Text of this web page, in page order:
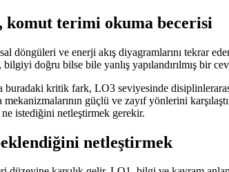
komut terimi okuma becerisi
döngüleri ve enerji akış diyagramlarını tekrar
doğru bilse bile yanlış yapılandırılmış bir
buradaki kritik fark, LO3 seviyesinde
güçlü ve zayıf yönlerini
istediğini netleştirmek gerekir.
netleştirmek